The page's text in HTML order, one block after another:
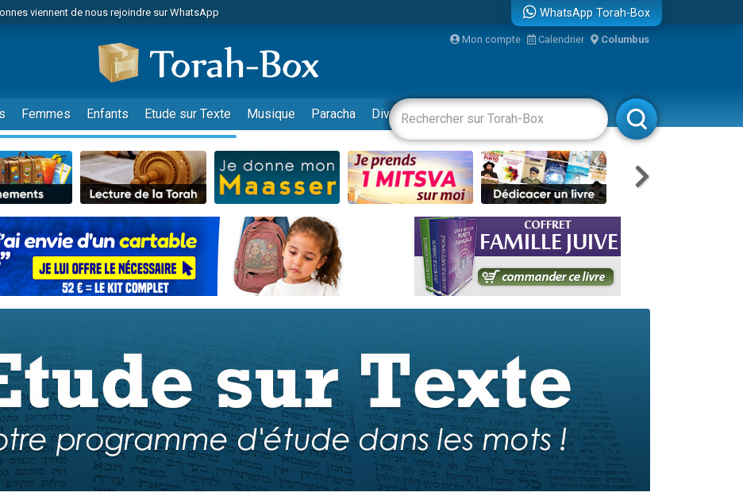
viennent de nous rejoindre sur WhatsApp
musiques dans Torah-Box Music
personnes viennent de faire un don pour Tsédaka : pauvres d'Israel
personnes viennent de faire un don pour Diane, 80 ans, dans un appartement insalubre
émission radio : Visions de grandeur n°104 : Le Chabbath et le Birkat Hamazone à travers le temps
viennent de demander une bénédiction
personnes viennent de faire un don pour Sauvez la jambe de Yohan
49 places pour étudier en groupe sur Zoom
de donner son Maasser
vient de donner son Maasser
viennent de faire un don pour 5 enfants déjà orphelins risquent de perdre leur maman
viennent de faire un don pour Reloger Rivka, 6 enfants, victime de violences...
vient de donner son Maasser
viennent de nous rejoindre sur WhatsApp
viennent de nous rejoindre sur WhatsApp
vient de donner son Maasser
viennent de nous rejoindre sur WhatsApp
WhatsApp Torah-Box
Mon compte Calendrier Columbus
Femmes Enfants Etude sur Texte Musique Paracha Divertissements Livres Rabbanim